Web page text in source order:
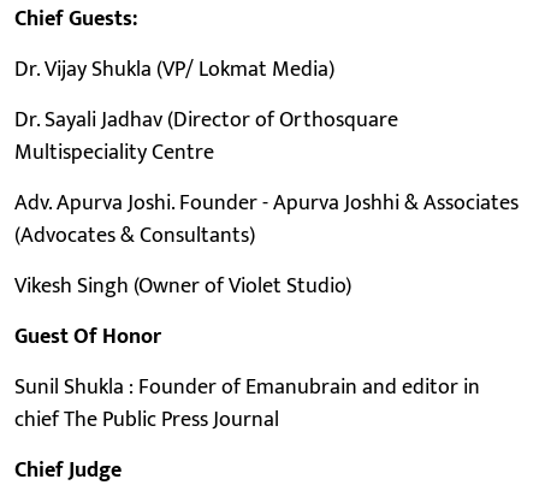
Chief Guests:
Dr. Vijay Shukla (VP/ Lokmat Media)
Dr. Sayali Jadhav (Director of Orthosquare
Multispeciality Centre
Adv. Apurva Joshi. Founder - Apurva Joshhi & Associates
(Advocates & Consultants)
Vikesh Singh (Owner of Violet Studio)
Guest Of Honor
Sunil Shukla : Founder of Emanubrain and editor in
chief The Public Press Journal
Chief Judge